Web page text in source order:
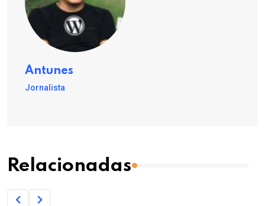
Antunes
Jornalista
Relacionadas